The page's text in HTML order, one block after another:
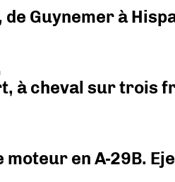
de Guynemer à
à cheval sur trois
moteur en A-29B.